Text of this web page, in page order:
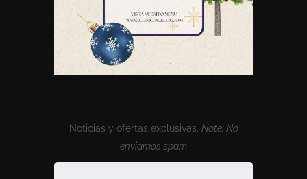
Noticias y ofertas exclusivas. Note: No
enviamos spam